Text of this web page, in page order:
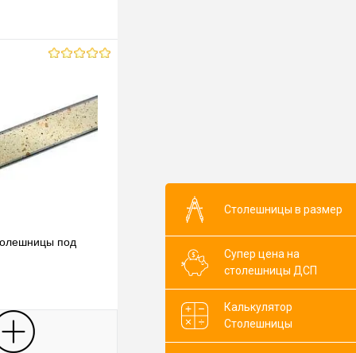
под
корзину
Столешницы в размер
Супер цена на
столешницы ДСП
Калькулятор
Столешницы